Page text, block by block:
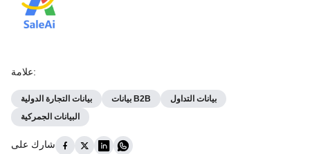
علامة:
بيانات التجارة الدولية بيانات B2B
بيانات التداول
البيانات الجمركية
شارك على